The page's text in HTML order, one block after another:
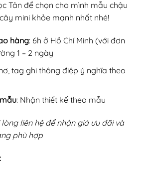
Tân để chọn cho mình mẫu chậu
mini khỏe mạnh nhất nhé!
hàng: 6h ở Hồ Chí Minh (với đơn
1 – 2 ngày
tag ghi thông điệp ý nghĩa theo
: Nhận thiết kế theo mẫu
lòng liên hệ để nhận giá ưu đãi và
phù hợp